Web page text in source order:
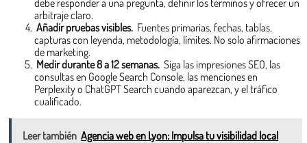
debe responder a una pregunta, definir los términos y ofrecer un
arbitraje claro.
Añadir pruebas visibles. Fuentes primarias, fechas, tablas,
capturas con leyenda, metodología, límites. No solo afirmaciones
de marketing.
Medir durante 8 a 12 semanas. Siga las impresiones SEO, las
consultas en Google Search Console, las menciones en
Perplexity o ChatGPT Search cuando aparezcan, y el tráfico
cualificado.
Leer también Agencia web en Lyon: Impulsa tu visibilidad local